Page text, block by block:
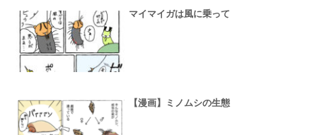
マイマイガは風に乗って
【漫画】ミノムシの生態